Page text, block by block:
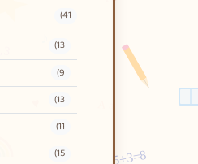
(41
(13
(9
(13
(11
(15